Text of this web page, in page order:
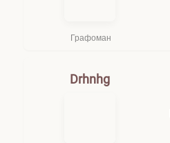
Графоман
Drhnhg